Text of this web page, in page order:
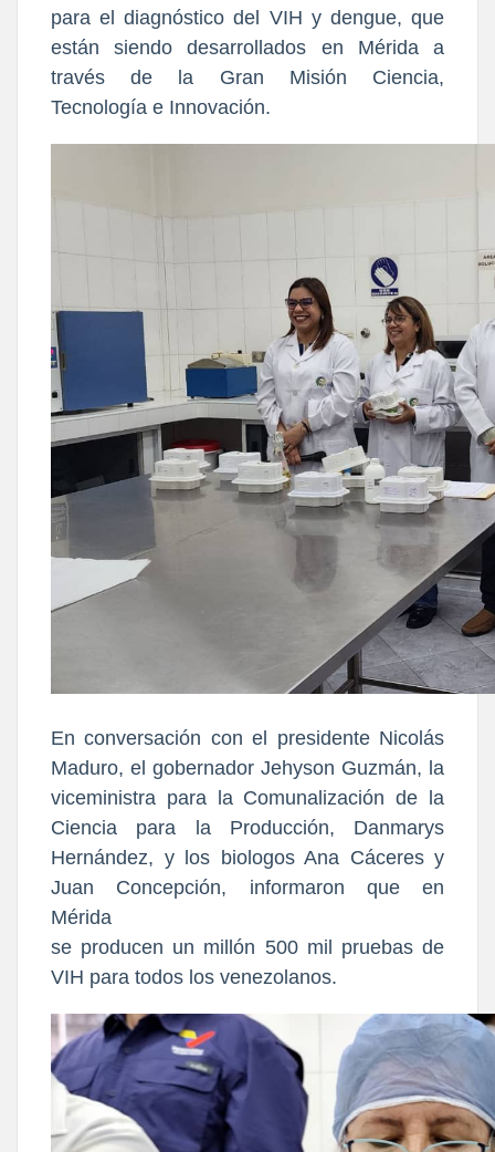
para el diagnóstico del VIH y dengue, que
están siendo desarrollados en Mérida a
través de la Gran Misión Ciencia,
Tecnología e Innovación.
En conversación con el presidente Nicolás
Maduro, el gobernador Jehyson Guzmán, la
viceministra para la Comunalización de la
Ciencia para la Producción, Danmarys
Hernández, y los biologos Ana Cáceres y
Juan Concepción, informaron que en
Mérida
se producen un millón 500 mil pruebas de
VIH para todos los venezolanos.